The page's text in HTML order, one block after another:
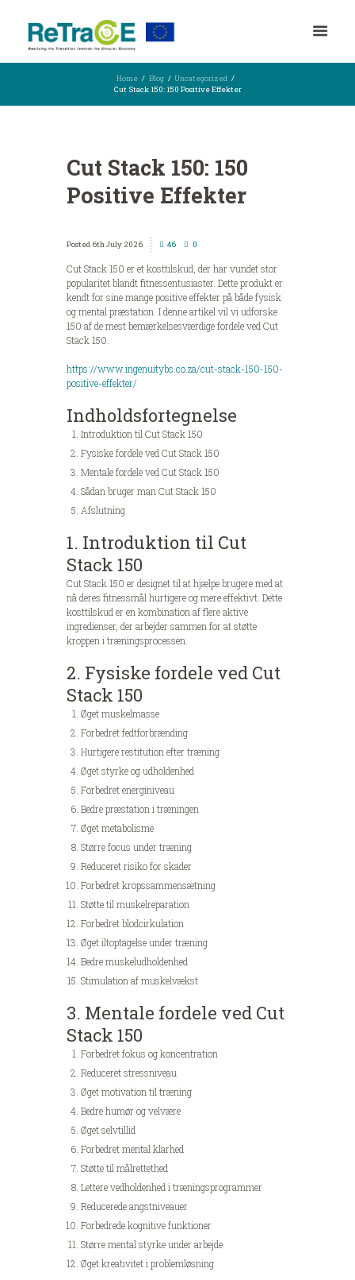
Home Blog
Uncategorized
Cut Stack 150: 150 Positive Effekter
Cut Stack 150: 150
Positive Effekter
6th July 2026 46 0
Cut Stack 150 er et kosttilskud, der har vundet stor
popularitet blandt fitnessentusiaster. Dette produkt er
kendt for sine mange positive effekter på både fysisk
og mental præstation. I denne artikel vil vi udforske
150 af de mest bemærkelsesværdige fordele ved Cut
Stack 150.
https://www.ingenuitybs.co.za/cut-stack-150-150-
positive-effekter/
Indholdsfortegnelse
Introduktion til Cut Stack 150
Fysiske fordele ved Cut Stack 150
Mentale fordele ved Cut Stack 150
Sådan bruger man Cut Stack 150
Afslutning
1. Introduktion til Cut
Stack 150
Cut Stack 150 er designet til at hjælpe brugere med at
nå deres fitnessmål hurtigere og mere effektivt. Dette
kosttilskud er en kombination af flere aktive
ingredienser, der arbejder sammen for at støtte
kroppen i træningsprocessen.
2. Fysiske fordele ved Cut
Stack 150
Øget muskelmasse
Forbedret fedtforbrænding
Hurtigere restitution efter træning
Øget styrke og udholdenhed
Forbedret energiniveau
Bedre præstation i træningen
Øget metabolisme
Større focus under træning
Reduceret risiko for skader
Forbedret kropssammensætning
Støtte til muskelreparation
Forbedret blodcirkulation
Øget iltoptagelse under træning
Bedre muskeludholdenhed
Stimulation af muskelvækst
3. Mentale fordele ved Cut
Stack 150
Forbedret fokus og koncentration
Reduceret stressniveau
Øget motivation til træning
Bedre humør og velvære
Øget selvtillid
Forbedret mental klarhed
Støtte til målrettethed
Lettere vedholdenhed i træningsprogrammer
Reducerede angstniveauer
Forbedrede kognitive funktioner
Større mental styrke under arbejde
Øget kreativitet i problemløsning